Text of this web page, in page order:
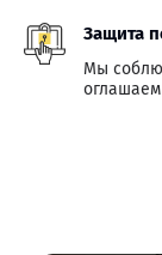
Защита
Мы